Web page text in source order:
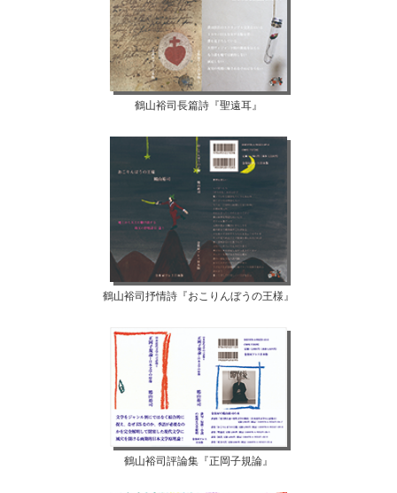
鶴山裕司長篇詩『聖遠耳』
鶴山裕司抒情詩『おこりんぼうの王様』
鶴山裕司評論集『正岡子規論』